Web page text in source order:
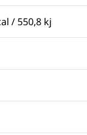
/ 550,8 kj